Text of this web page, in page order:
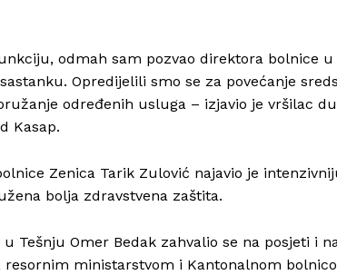
odmah sam pozvao direktora bolnice u
Opredijelili smo se za povećanje
određenih usluga – izjavio je vršilac
Kasap.
Zenica Tarik Zulović najavio je
bolja zdravstvena zaštita.
Tešnju Omer Bedak zahvalio se na posjeti i
resornim ministarstvom i Kantonalnom